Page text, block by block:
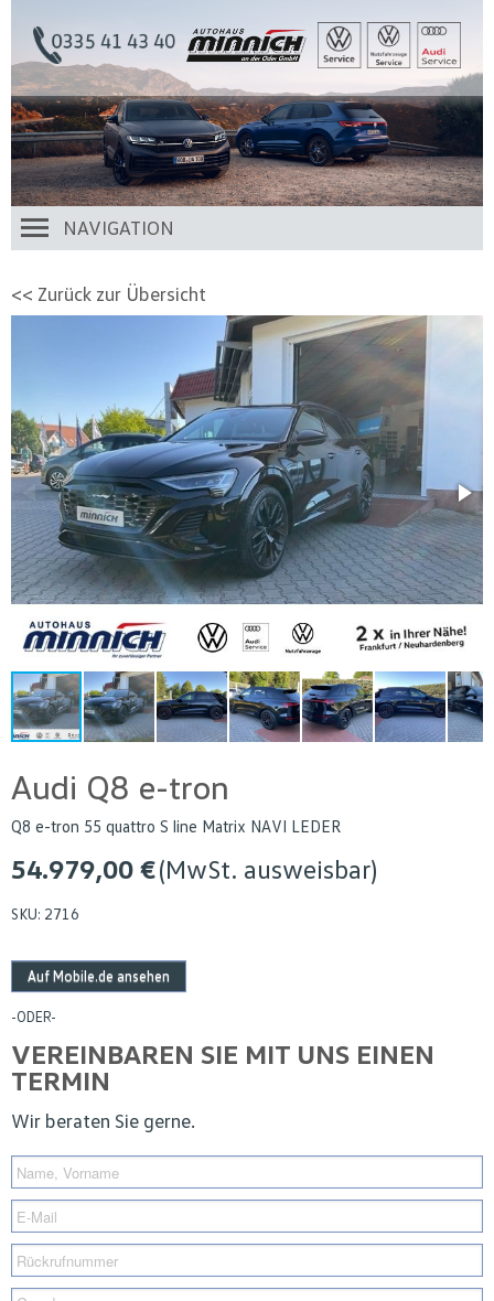
NAVIGATION
<< Zurück zur Übersicht
Audi Q8 e-tron
Q8 e-tron 55 quattro S line Matrix NAVI LEDER
54.979,00 €(MwSt. ausweisbar)
SKU: 2716
Auf Mobile.de ansehen
-ODER-
VEREINBAREN SIE MIT UNS EINEN
TERMIN
Wir beraten Sie gerne.